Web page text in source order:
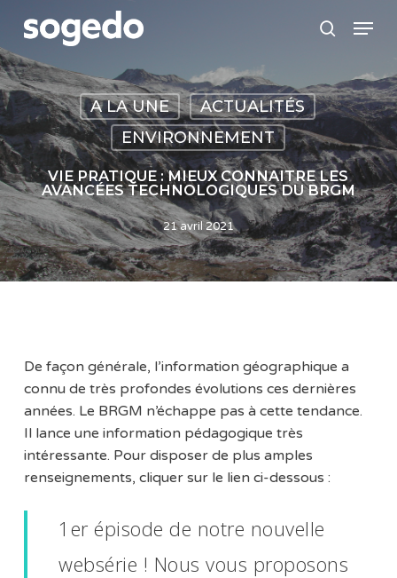
main
content
search
Menu
A LA UNE
ACTUALITÉS
ENVIRONNEMENT
VIE PRATIQUE : MIEUX CONNAITRE LES
AVANCÉES TECHNOLOGIQUES DU BRGM
21 avril 2021
De façon générale, l’information géographique a
connu de très profondes évolutions ces dernières
années. Le BRGM n’échappe pas à cette tendance.
Il lance une information pédagogique très
intéressante. Pour disposer de plus amples
renseignements, cliquer sur le lien ci-dessous :
1er épisode de notre nouvelle
websérie ! Nous vous proposons